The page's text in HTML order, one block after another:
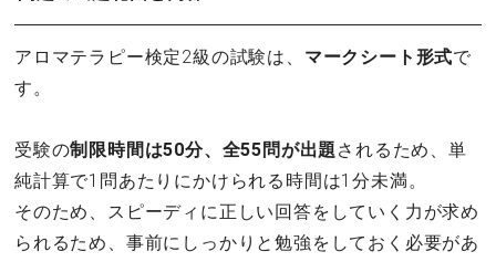
アロマテラピー検定2級の試験は、 マークシート形式で
す。
受験の制限時間は50分、全55問が出題 されるため、単
純計算で1問あたりにかけられる時間は1分未満。
そのため、スピーディに正しい回答をしていく力が求め
られるため、事前にしっかりと勉強をしておく必要があ